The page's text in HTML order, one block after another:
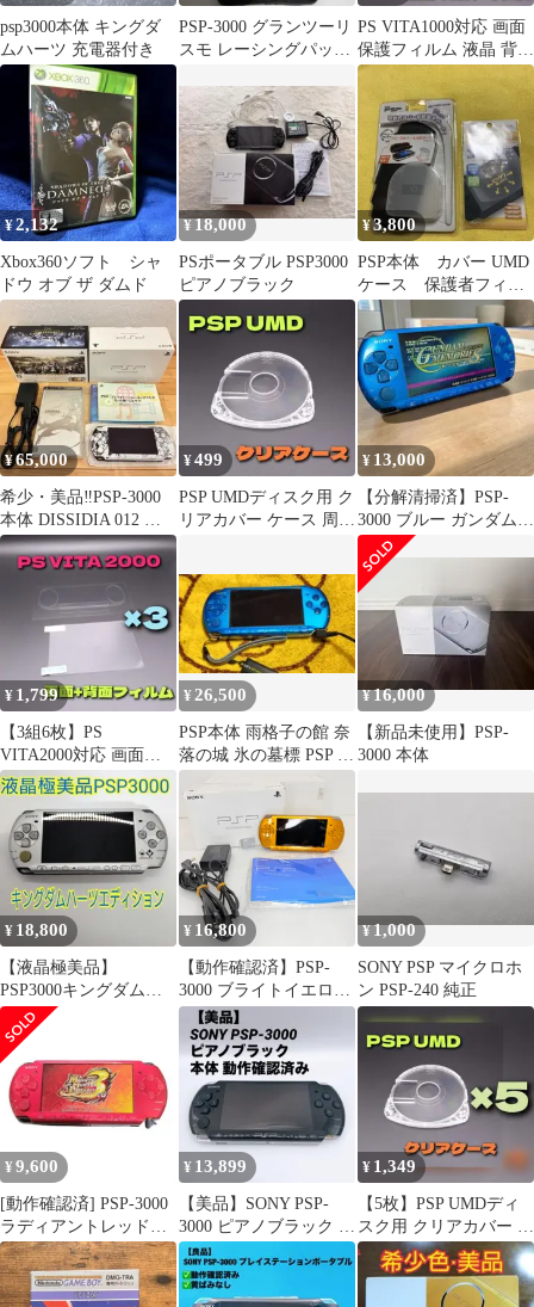
psp3000本体 キングダ
ムハーツ 充電器付き
PSP-3000 グランツーリ
スモ レーシングパック
PS VITA1000対応 画面
保護フィルム 液晶 背面
周辺機器 レトロゲーム
¥2,132
Xbox360ソフト シャ
ドウ オブ ザ ダムド
¥18,000
PSポータブル PSP3000
ピアノブラック
¥3,800
PSP本体 カバー UMD
ケース 保護者フィル
ム PSP1000
¥65,000
希少・美品‼️PSP-3000
本体 DISSIDIA 012 限
定モデル
¥499
PSP UMDディスク用 ク
リアカバー ケース 周辺
¥ 13,000
【分解清掃済】PSP-
3000 ブルー ガンダム2
本 メモステ・バッテリ
ー付き
¥ 1,799
【3組6枚】PS
VITA2000対応 画面保
護フィルム 液晶 背面
ヴィータ
¥ 26,500
PSP本体 雨格子の館 奈
落の城 氷の墓標 PSP ま
とめて
¥16,000
【新品未使用】PSP-
3000 本体
¥ 18,800
【液晶極美品】
PSP3000キングダムハ
ーツエディション
¥ 16,800
【動作確認済】PSP-
3000 ブライトイエロー
箱・充電器・限定モン
ハン3rd 4GBメモリース
ティック付き フルセッ
ト A-1
¥1,000
SONY PSP マイクロホ
ン PSP-240 純正
¥ 9,600
[動作確認済] PSP-3000
ラディアントレッド
i8600
¥ 13,899
【美品】SONY PSP-
3000 ピアノブラック 本
体 動作確認済み
¥ 1,349
【5枚】PSP UMDディ
スク用 クリアカバー ケ
ース 周辺機器 レトロゲ
ーム